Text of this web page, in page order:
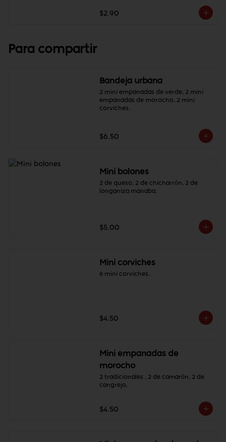
$2.90
Para compartir
Bandeja urbana
2 mini empanadas de verde, 2 mini
empanadas de morocho, 2 mini
corviches.
$6.50
Mini bolones
2 de queso, 2 de chicharrón, 2 de
longaniza manaba.
$5.00
Mini corviches
6 mini corviches.
$4.50
Mini empanadas de
morocho
2 tradicionales , 2 de camarón, 2 de
cangrejo.
$4.50